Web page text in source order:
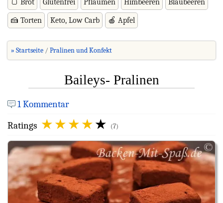
🍞 Brot Glutenfrei Pflaumen Himbeeren Blaubeeren
🍰 Torten Keto, Low Carb 🍎 Apfel
» Startseite Pralinen und Konfekt
Baileys- Pralinen
1 Kommentar
Ratings
(7)